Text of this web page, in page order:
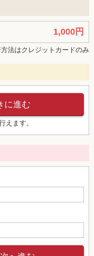
1,000円
法はクレジットカードのみ
に進む
えます。